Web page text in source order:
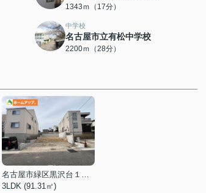
1343ｍ（17分）
中学校
名古屋市立有松中学校
2200ｍ（28分）
名古屋市緑区黒沢台１丁目
3LDK (91.31㎡)